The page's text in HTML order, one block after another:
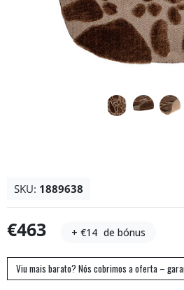
SKU: 1889638
€463 + €14 de bónus
Viu mais barato? Nós cobrimos a oferta –